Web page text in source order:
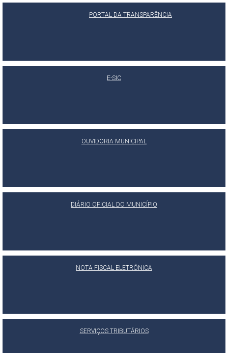
PORTAL DA TRANSPARÊNCIA
E-SIC
OUVIDORIA MUNICIPAL
DIÁRIO OFICIAL DO MUNICÍPIO
NOTA FISCAL ELETRÔNICA
SERVIÇOS TRIBUTÁRIOS